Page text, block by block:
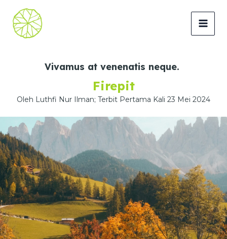
Lewati
konten
Vivamus at venenatis neque.
Firepit
Oleh Luthfi Nur Ilman; Terbit Pertama Kali 23 Mei 2024